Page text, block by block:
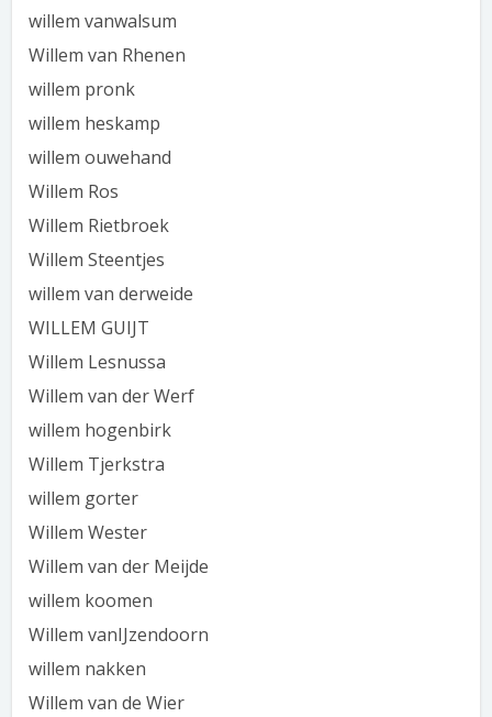
willem vanwalsum
Willem van Rhenen
willem pronk
willem heskamp
willem ouwehand
Willem Ros
Willem Rietbroek
Willem Steentjes
willem van derweide
WILLEM GUIJT
Willem Lesnussa
Willem van der Werf
willem hogenbirk
Willem Tjerkstra
willem gorter
Willem Wester
Willem van der Meijde
willem koomen
Willem vanIJzendoorn
willem nakken
Willem van de Wier